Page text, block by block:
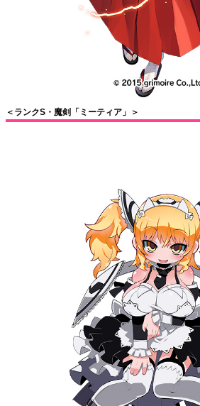
＜ランクS・魔剣「ミーティア」＞